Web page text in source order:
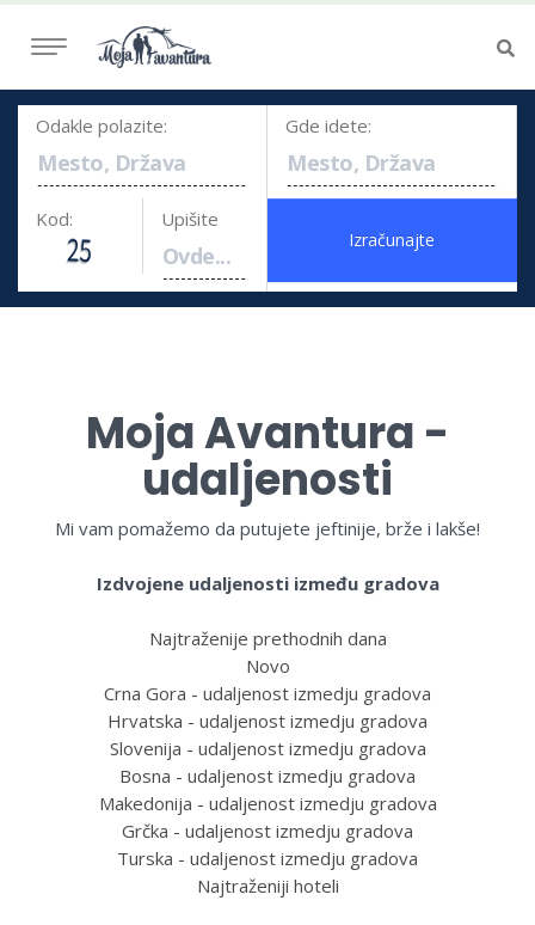
Odakle polazite: Gde idete:
Kod: Upišite
Moja Avantura -
udaljenosti
Mi vam pomažemo da putujete jeftinije, brže i lakše!
Izdvojene udaljenosti između gradova
Najtraženije prethodnih dana
Novo
Crna Gora - udaljenost izmedju gradova
Hrvatska - udaljenost izmedju gradova
Slovenija - udaljenost izmedju gradova
Bosna - udaljenost izmedju gradova
Makedonija - udaljenost izmedju gradova
Grčka - udaljenost izmedju gradova
Turska - udaljenost izmedju gradova
Najtraženiji hoteli